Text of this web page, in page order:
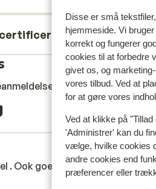
Disse er små
hjemmeside. Vi
korrekt og fungerer
cookies til at forbedre
givet os, og
vores tilbud. Ved at
for at gøre vores
Ved at klikke på
'Administrer' kan du
vælge, hvilke cookies
andre cookies end
præferencer eller
der ærligt afspejler
for 2 uger siden
. Ook goed eten en veel
. Ook goed eten en veel